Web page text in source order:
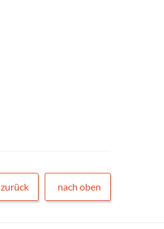
zurück nach oben